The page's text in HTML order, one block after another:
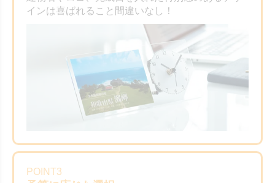
インは喜ばれること間違いなし！
POINT3